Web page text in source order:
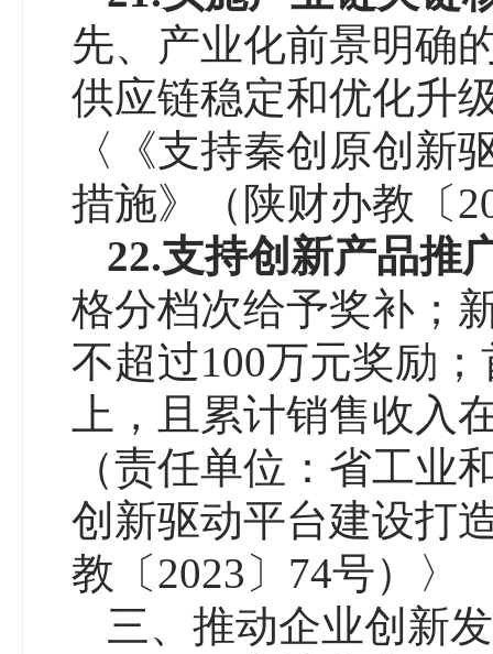
先、产业化前景明确
供应链稳定和优化升
〈《支持秦创原创新
措施》（陕财办教〔
22.支持创新产品推
格分档次给予奖补；
不超过100万元奖励
上，且累计销售收入
（责任单位：省工业
创新驱动平台建设打
教〔2023〕74号）〉
三、推动企业创新